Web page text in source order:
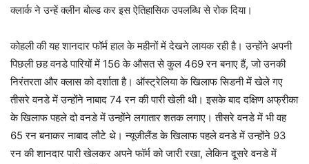
क्लार्क ने उन्हें क्लीन बोल्ड कर इस ऐतिहासिक उपलब्धि से रोक दिया।
कोहली की यह शानदार फॉर्म हाल के महीनों में देखने लायक रही है। उन्होंने अपनी
पिछली छह वनडे पारियों में 156 के औसत से कुल 469 रन बनाए हैं, जो उनकी
निरंतरता और क्लास को दर्शाता है। ऑस्ट्रेलिया के खिलाफ सिडनी में खेले गए
तीसरे वनडे में उन्होंने नाबाद 74 रन की पारी खेली थी। इसके बाद दक्षिण अफ्रीका
के खिलाफ पहले दो वनडे में उन्होंने लगातार शतक लगाए। तीसरे वनडे में भी वह
65 रन बनाकर नाबाद लौटे थे। न्यूजीलैंड के खिलाफ पहले वनडे में उन्होंने 93
रन की शानदार पारी खेलकर अपने फॉर्म को जारी रखा, लेकिन दूसरे वनडे में